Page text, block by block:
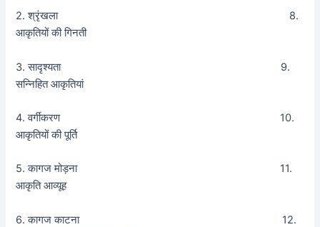
2. श्रृंखला 8.
आकृतियों की गिनती
3. सादृश्यता 9.
सन्निहित आकृतियां
4. वर्गीकरण 10.
आकृतियों की पूर्ति
5. कागज मोड़ना 11.
आकृति आव्यूह
6. कागज काटना 12.